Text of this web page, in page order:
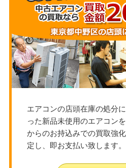
エアコンの店頭在庫の処分
った新品未使用のエアコン
からのお持込みでの買取強
定し、即お支払い致します。